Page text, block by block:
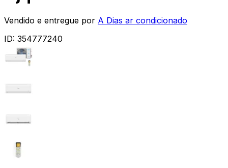
Vendido e entregue por A Dias ar condicionado
ID: 354777240